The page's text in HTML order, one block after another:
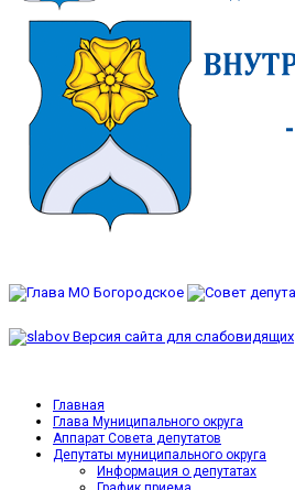
Версия сайта для слабовидящих
Главная
Глава Муниципального округа
Аппарат Совета депутатов
Депутаты муниципального округа
Информация о депутатах